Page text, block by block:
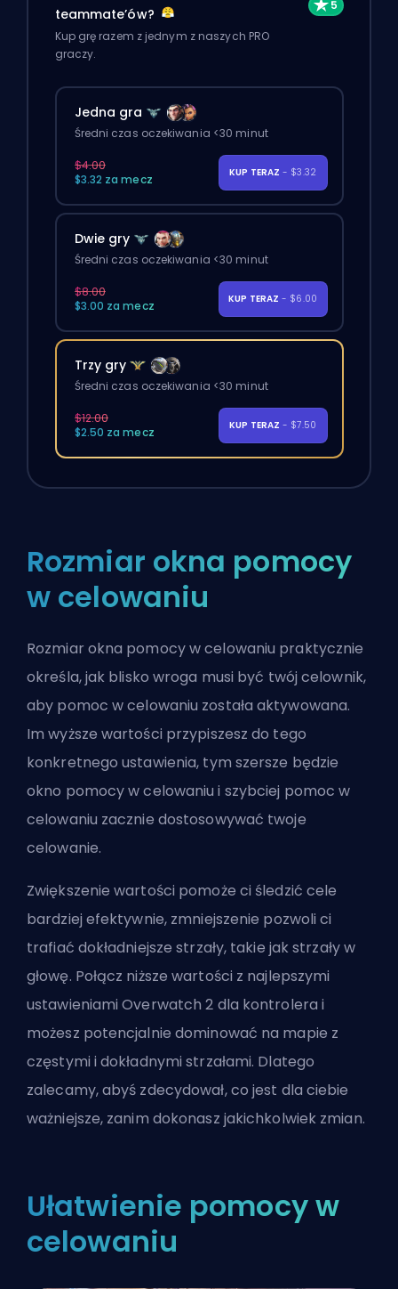
teammate’ów?
Kup grę razem z jednym z naszych PRO
graczy.
Jedna gra
Średni czas oczekiwania <30 minut
$4.00
$3.32 za mecz
KUP TERAZ - $3.32
Dwie gry
Średni czas oczekiwania <30 minut
$8.00
$3.00 za mecz
KUP TERAZ - $6.00
Trzy gry
Średni czas oczekiwania <30 minut
$12.00
$2.50 za mecz
KUP TERAZ - $7.50
Rozmiar okna pomocy
w celowaniu
Rozmiar okna pomocy w celowaniu praktycznie
określa, jak blisko wroga musi być twój celownik,
aby pomoc w celowaniu została aktywowana.
Im wyższe wartości przypiszesz do tego
konkretnego ustawienia, tym szersze będzie
okno pomocy w celowaniu i szybciej pomoc w
celowaniu zacznie dostosowywać twoje
celowanie.
Zwiększenie wartości pomoże ci śledzić cele
bardziej efektywnie, zmniejszenie pozwoli ci
trafiać dokładniejsze strzały, takie jak strzały w
głowę. Połącz niższe wartości z najlepszymi
ustawieniami Overwatch 2 dla kontrolera i
możesz potencjalnie dominować na mapie z
częstymi i dokładnymi strzałami. Dlatego
zalecamy, abyś zdecydował, co jest dla ciebie
ważniejsze, zanim dokonasz jakichkolwiek zmian.
Ułatwienie pomocy w
celowaniu